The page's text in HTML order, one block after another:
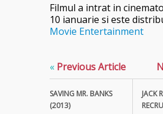
Filmul a intrat in
10 ianuarie si este
Movie Entertainment
« Previous Article
SAVING MR. BANKS
(2013)
JACK